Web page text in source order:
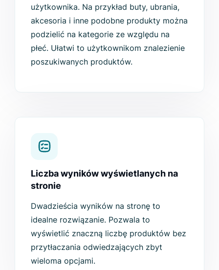
użytkownika. Na przykład buty, ubrania,
akcesoria i inne podobne produkty można
podzielić na kategorie ze względu na
płeć. Ułatwi to użytkownikom znalezienie
poszukiwanych produktów.
Liczba wyników wyświetlanych na
stronie
Dwadzieścia wyników na stronę to
idealne rozwiązanie. Pozwala to
wyświetlić znaczną liczbę produktów bez
przytłaczania odwiedzających zbyt
wieloma opcjami.